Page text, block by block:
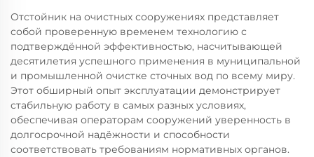
Отстойник на очистных сооружениях представляет
собой проверенную временем технологию с
подтверждённой эффективностью, насчитывающей
десятилетия успешного применения в муниципальной
и промышленной очистке сточных вод по всему миру.
Этот обширный опыт эксплуатации демонстрирует
стабильную работу в самых разных условиях,
обеспечивая операторам сооружений уверенность в
долгосрочной надёжности и способности
соответствовать требованиям нормативных органов.